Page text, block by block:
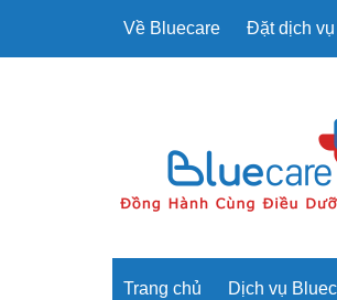
Về Bluecare Đặt dịch vụ
Trang chủ Dịch vụ